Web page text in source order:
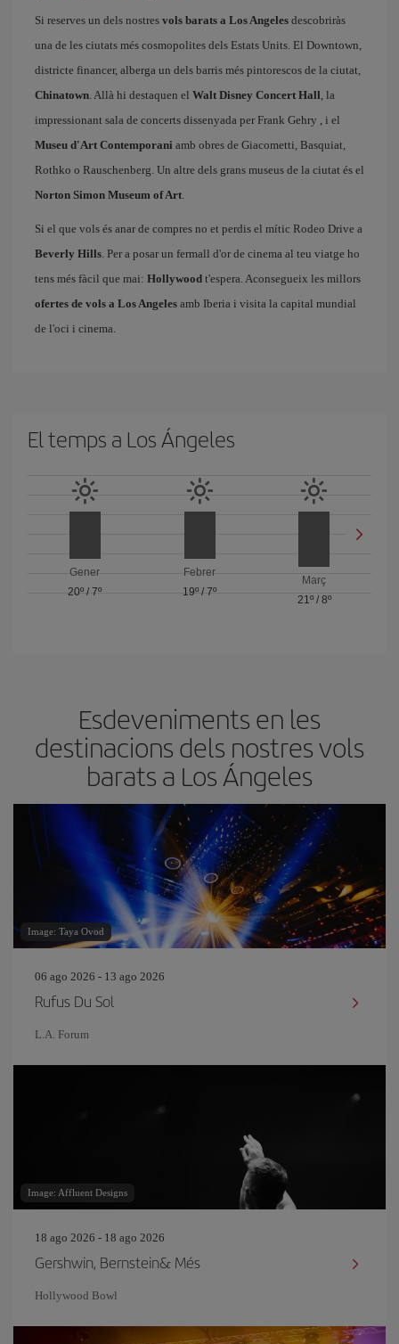
Si reserves un dels nostres vols barats a Los Angeles descobriràs
una de les ciutats més cosmopolites dels Estats Units. El Downtown,
districte financer, alberga un dels barris més pintorescos de la ciutat,
Chinatown. Allà hi destaquen el Walt Disney Concert Hall, la
impressionant sala de concerts dissenyada per Frank Gehry , i el
Museu d'Art Contemporani amb obres de Giacometti, Basquiat,
Rothko o Rauschenberg. Un altre dels grans museus de la ciutat és el
Norton Simon Museum of Art.
Si el que vols és anar de compres no et perdis el mític Rodeo Drive a
Beverly Hills. Per a posar un fermall d'or de cinema al teu viatge ho
tens més fàcil que mai: Hollywood t'espera. Aconsegueix les millors
ofertes de vols a Los Angeles amb Iberia i visita la capital mundial
de l'oci i cinema.
El temps a Los Ángeles
Gener
20º /7º
Febrer
19º / 7º
Març
21º/ 8º
Esdeveniments en les
destinacions dels nostres vols
barats a Los Ángeles
Image: Taya Ovod
06 ago 2026 - 13 ago 2026
Rufus Du Sol
L.A. Forum
Image: Affluent Designs
18 ago 2026 - 18 ago 2026
Gershwin, Bernstein& Més
Hollywood Bowl